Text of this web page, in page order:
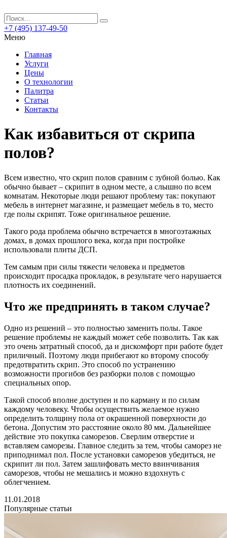
+7 (495) 137-49-50
Меню
Главная
Услуги
Цены
О технологии
Палитра
Статьи
Контакты
Как избавиться от скрипа
полов?
Всем известно, что скрип полов сравним с зубной болью. Как
обычно бывает – скрипит в одном месте, а слышно по всем
комнатам. Некоторые люди решают проблему так: покупают
мебель в интернет магазине, и размещает мебель в то, место
где полы скрипят. Тоже оригинальное решение.
Такого рода проблема обычно встречается в многоэтажных
домах, в домах прошлого века, когда при постройке
использовали плиты ДСП.
Тем самым при силы тяжести человека и предметов
происходит просадка прокладок, в результате чего нарушается
плотность их соединений.
Что же предпринять в таком случае?
Одно из решений – это полностью заменить полы. Такое
решение проблемы не каждый может себе позволить. Так как
это очень затратный способ, да и дискомфорт при работе будет
приличный. Поэтому люди прибегают ко второму способу
предотвратить скрип. Это способ по устранению
возможности прогибов без разборки полов с помощью
специальных опор.
Такой способ вполне доступен и по карману и по силам
каждому человеку. Чтобы осуществить желаемое нужно
определить толщину пола от окрашенной поверхности до
бетона. Допустим это расстояние около 80 мм. Дальнейшее
действие это покупка саморезов. Сверлим отверстие и
вставляем саморезы. Главное следить за тем, чтобы саморез не
приподнимал пол. После установки саморезов убедиться, не
скрипит ли пол. Затем зашлифовать место ввинчивания
саморезов, чтобы не мешались и можно вздохнуть с
облегчением.
11.01.2018
Популярные статьи